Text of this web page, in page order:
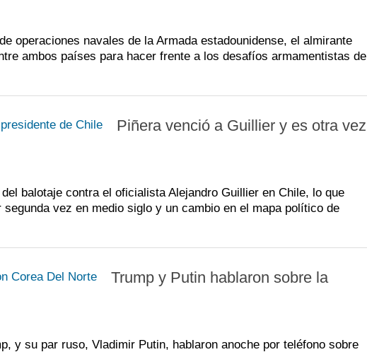
operaciones navales de la Armada estadounidense, el almirante
ambos países para hacer frente a los desafíos armamentistas de
Piñera venció a Guillier y es otra vez
balotaje contra el oficialista Alejandro Guillier en Chile, lo que
vez en medio siglo y un cambio en el mapa político de
Trump y Putin hablaron sobre la
y su par ruso, Vladimir Putin, hablaron anoche por teléfono sobre